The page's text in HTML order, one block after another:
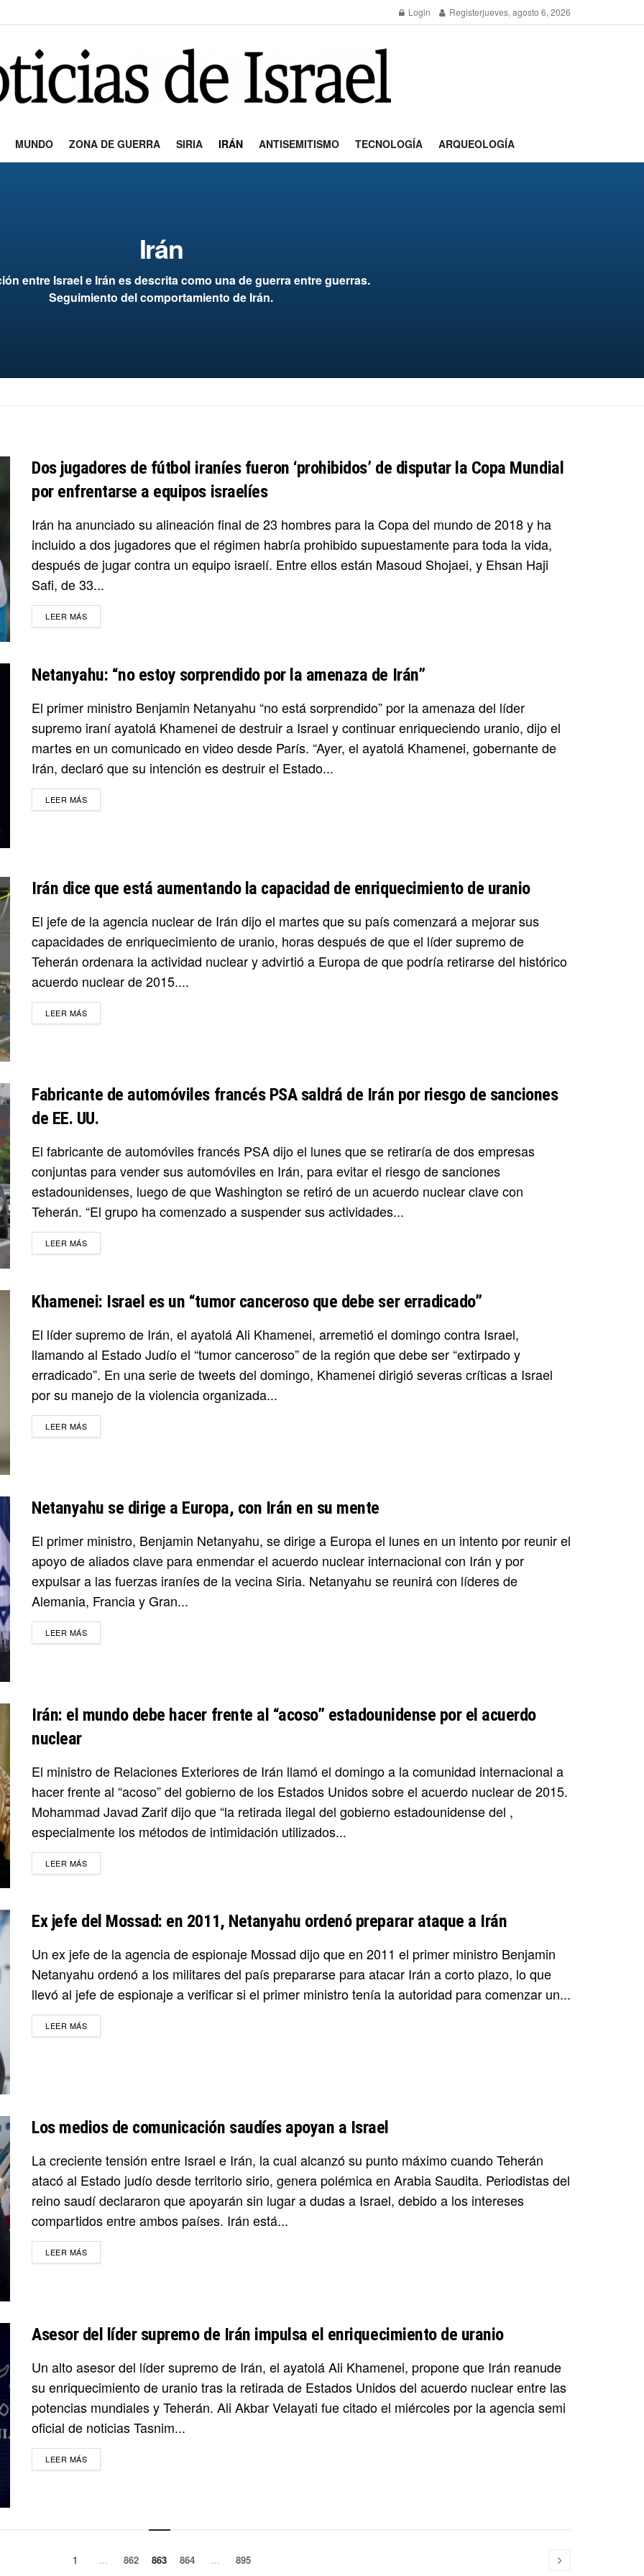
Login Registerjueves, agosto 6, 2026
MUNDO ZONA DE GUERRA SIRIA IRÁN ANTISEMITISMO TECNOLOGÍA ARQUEOLOGÍA
Irán
entre Israel e Irán es descrita como una de guerra entre guerras.
Seguimiento del comportamiento de Irán.
Dos jugadores de fútbol iraníes fueron ‘prohibidos’ de disputar la Copa Mundial
por enfrentarse a equipos israelíes
Irán ha anunciado su alineación final de 23 hombres para la Copa del mundo de 2018 y ha
incluido a dos jugadores que el régimen habría prohibido supuestamente para toda la vida,
después de jugar contra un equipo israelí. Entre ellos están Masoud Shojaei, y Ehsan Haji
Safi, de 33...
LEER MÁSDETAILS
Netanyahu: “no estoy sorprendido por la amenaza de Irán”
El primer ministro Benjamin Netanyahu “no está sorprendido” por la amenaza del líder
supremo iraní ayatolá Khamenei de destruir a Israel y continuar enriqueciendo uranio, dijo el
martes en un comunicado en video desde París. “Ayer, el ayatolá Khamenei, gobernante de
Irán, declaró que su intención es destruir el Estado...
LEER MÁSDETAILS
Irán dice que está aumentando la capacidad de enriquecimiento de uranio
El jefe de la agencia nuclear de Irán dijo el martes que su país comenzará a mejorar sus
capacidades de enriquecimiento de uranio, horas después de que el líder supremo de
Teherán ordenara la actividad nuclear y advirtió a Europa de que podría retirarse del histórico
acuerdo nuclear de 2015....
LEER MÁSDETAILS
Fabricante de automóviles francés PSA saldrá de Irán por riesgo de sanciones
de EE. UU.
El fabricante de automóviles francés PSA dijo el lunes que se retiraría de dos empresas
conjuntas para vender sus automóviles en Irán, para evitar el riesgo de sanciones
estadounidenses, luego de que Washington se retiró de un acuerdo nuclear clave con
Teherán. “El grupo ha comenzado a suspender sus actividades...
LEER MÁSDETAILS
Khamenei: Israel es un “tumor canceroso que debe ser erradicado”
El líder supremo de Irán, el ayatolá Ali Khamenei, arremetió el domingo contra Israel,
llamando al Estado Judío el “tumor canceroso” de la región que debe ser “extirpado y
erradicado”. En una serie de tweets del domingo, Khamenei dirigió severas críticas a Israel
por su manejo de la violencia organizada...
LEER MÁSDETAILS
Netanyahu se dirige a Europa, con Irán en su mente
El primer ministro, Benjamin Netanyahu, se dirige a Europa el lunes en un intento por reunir el
apoyo de aliados clave para enmendar el acuerdo nuclear internacional con Irán y por
expulsar a las fuerzas iraníes de la vecina Siria. Netanyahu se reunirá con líderes de
Alemania, Francia y Gran...
LEER MÁSDETAILS
Irán: el mundo debe hacer frente al “acoso” estadounidense por el acuerdo
nuclear
El ministro de Relaciones Exteriores de Irán llamó el domingo a la comunidad internacional a
hacer frente al “acoso” del gobierno de los Estados Unidos sobre el acuerdo nuclear de 2015.
Mohammad Javad Zarif dijo que “la retirada ilegal del gobierno estadounidense del ,
especialmente los métodos de intimidación utilizados...
LEER MÁSDETAILS
Ex jefe del Mossad: en 2011, Netanyahu ordenó preparar ataque a Irán
Un ex jefe de la agencia de espionaje Mossad dijo que en 2011 el primer ministro Benjamin
Netanyahu ordenó a los militares del país prepararse para atacar Irán a corto plazo, lo que
llevó al jefe de espionaje a verificar si el primer ministro tenía la autoridad para comenzar un...
LEER MÁSDETAILS
Los medios de comunicación saudíes apoyan a Israel
La creciente tensión entre Israel e Irán, la cual alcanzó su punto máximo cuando Teherán
atacó al Estado judío desde territorio sirio, genera polémica en Arabia Saudita. Periodistas del
reino saudí declararon que apoyarán sin lugar a dudas a Israel, debido a los intereses
compartidos entre ambos países. Irán está...
LEER MÁSDETAILS
Asesor del líder supremo de Irán impulsa el enriquecimiento de uranio
Un alto asesor del líder supremo de Irán, el ayatolá Ali Khamenei, propone que Irán reanude
su enriquecimiento de uranio tras la retirada de Estados Unidos del acuerdo nuclear entre las
potencias mundiales y Teherán. Ali Akbar Velayati fue citado el miércoles por la agencia semi
oficial de noticias Tasnim...
LEER MÁSDETAILS
1 … 862 863 864 … 895